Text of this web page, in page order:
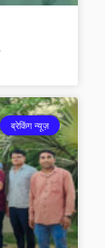
ब्रेकिंग न्यूज़